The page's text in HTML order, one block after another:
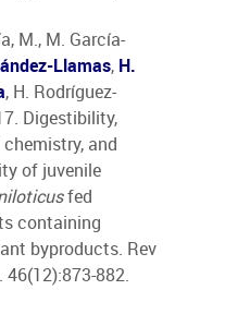
M., M. García-
Llamas, H.
, H. Rodríguez-
Digestibility,
and
of juvenile
fed
containing
byproducts. Rev
46(12):873-882.